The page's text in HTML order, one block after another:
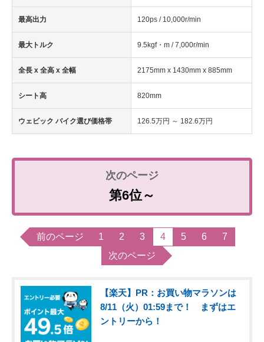
最高出力 120ps / 10,000r/min
最大トルク 9.5kgf・m / 7,000r/min
全長 x 全高 x 全幅 2175mm x 1430mm x 885mm
シート高 820mm
ウェビック バイク選び価格帯 126.5万円 ～ 182.6万円
第6位～
前のページ 1 2 3 4 5 6
7
次のページ
【楽天】PR：お買い物マラソンは
8/11（火）01:59まで！ まずはエ
ントリーから！